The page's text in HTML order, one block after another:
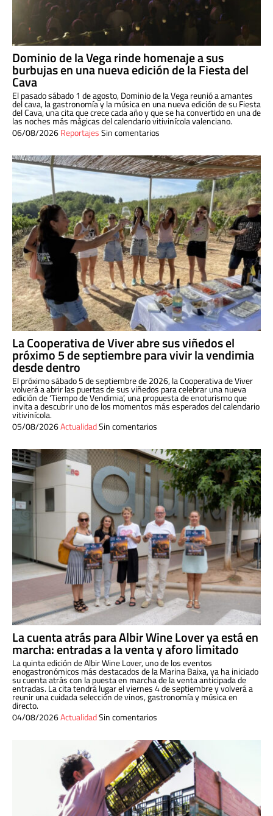
Dominio de la Vega rinde homenaje a sus
burbujas en una nueva edición de la Fiesta del
Cava
El pasado sábado 1 de agosto, Dominio de la Vega reunió a amantes
del cava, la gastronomía y la música en una nueva edición de su Fiesta
del Cava, una cita que crece cada año y que se ha convertido en una de
las noches más mágicas del calendario vitivinícola valenciano.
06/08/2026ReportajesSin comentarios
La Cooperativa de Viver abre sus viñedos el
próximo 5 de septiembre para vivir la vendimia
desde dentro
El próximo sábado 5 de septiembre de 2026, la Cooperativa de Viver
volverá a abrir las puertas de sus viñedos para celebrar una nueva
edición de ‘Tiempo de Vendimia’, una propuesta de enoturismo que
invita a descubrir uno de los momentos más esperados del calendario
vitivinícola.
05/08/2026ActualidadSin comentarios
La cuenta atrás para Albir Wine Lover ya está en
marcha: entradas a la venta y aforo limitado
La quinta edición de Albir Wine Lover, uno de los eventos
enogastronómicos más destacados de la Marina Baixa, ya ha iniciado
su cuenta atrás con la puesta en marcha de la venta anticipada de
entradas. La cita tendrá lugar el viernes 4 de septiembre y volverá a
reunir una cuidada selección de vinos, gastronomía y música en
directo.
04/08/2026ActualidadSin comentarios